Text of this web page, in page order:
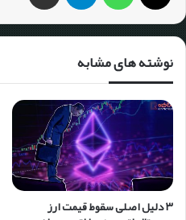
نوشته های مشابه
۳ دلیل اصلی سقوط قیمت ارز